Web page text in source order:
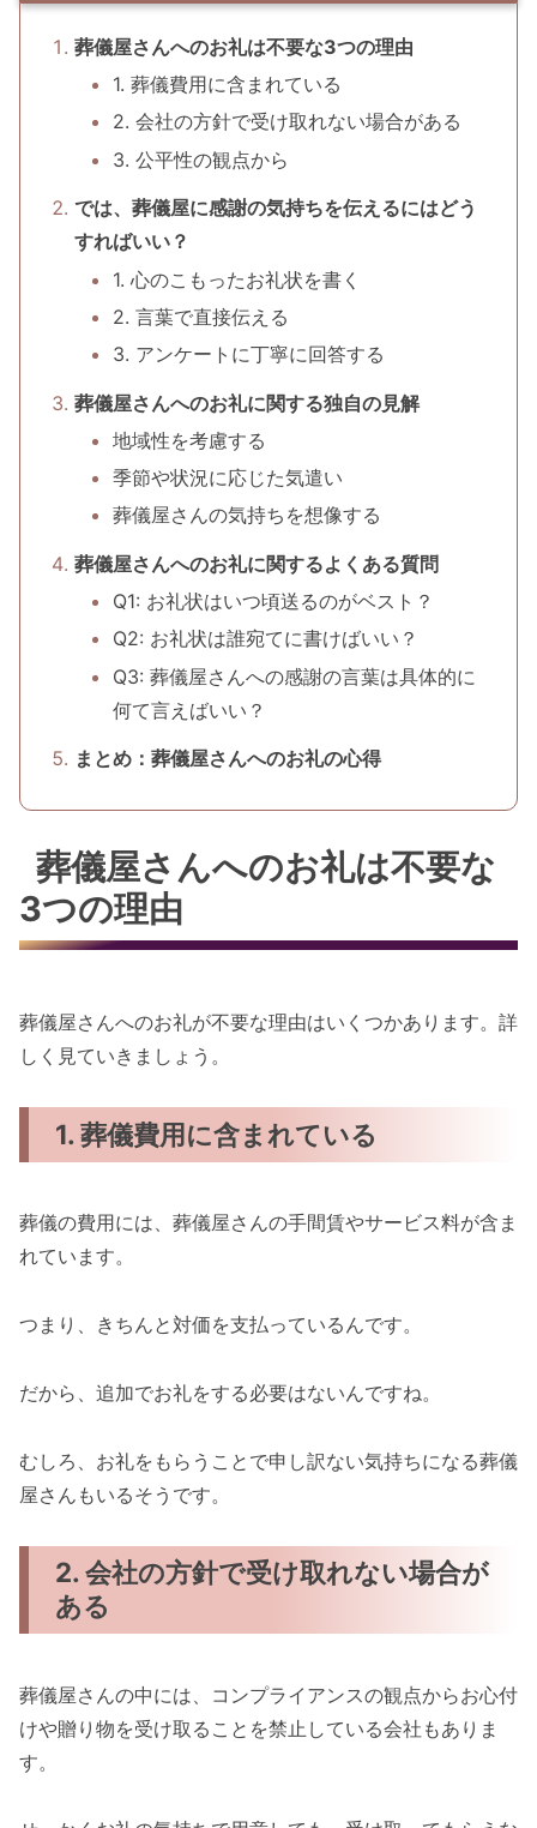
葬儀屋さんへのお礼は不要な3つの理由
1. 葬儀費用に含まれている
2. 会社の方針で受け取れない場合がある
3. 公平性の観点から
では、葬儀屋に感謝の気持ちを伝えるにはどう
すればいい？
1. 心のこもったお礼状を書く
2. 言葉で直接伝える
3. アンケートに丁寧に回答する
葬儀屋さんへのお礼に関する独自の見解
地域性を考慮する
季節や状況に応じた気遣い
葬儀屋さんの気持ちを想像する
葬儀屋さんへのお礼に関するよくある質問
Q1: お礼状はいつ頃送るのがベスト？
Q2: お礼状は誰宛てに書けばいい？
Q3: 葬儀屋さんへの感謝の言葉は具体的に
何て言えばいい？
まとめ：葬儀屋さんへのお礼の心得
葬儀屋さんへのお礼は不要な
3つの理由
葬儀屋さんへのお礼が不要な理由はいくつかあります。詳
しく見ていきましょう。
1. 葬儀費用に含まれている
葬儀の費用には、葬儀屋さんの手間賃やサービス料が含ま
れています。
つまり、きちんと対価を支払っているんです。
だから、追加でお礼をする必要はないんですね。
むしろ、お礼をもらうことで申し訳ない気持ちになる葬儀
屋さんもいるそうです。
2. 会社の方針で受け取れない場合が
ある
葬儀屋さんの中には、コンプライアンスの観点からお心付
けや贈り物を受け取ることを禁止している会社もありま
す。